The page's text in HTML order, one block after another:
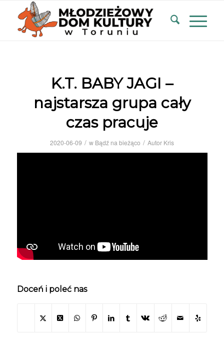
K.T. BABY JAGI –
najstarsza grupa cały
czas pracuje
2020-06-09 / w Bądź na bieżąco / Autor Kris
Doceń i poleć nas